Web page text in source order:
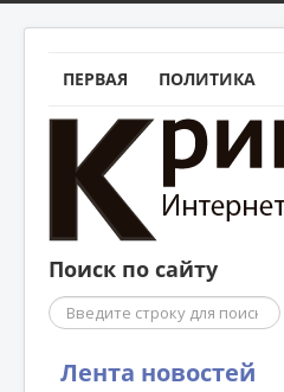
ПЕРВАЯ ПОЛИТИКА
Поиск по сайту
Поиск
Лента новостей